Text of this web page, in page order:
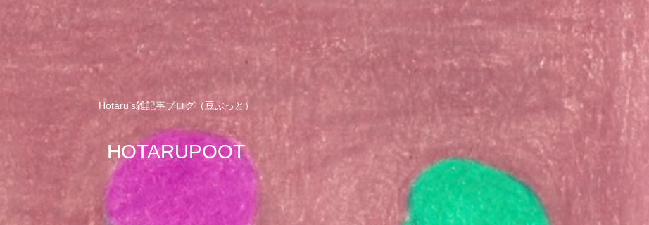
Hotaru's雑記事ブログ（豆ぷっと）
HOTARUPOOT